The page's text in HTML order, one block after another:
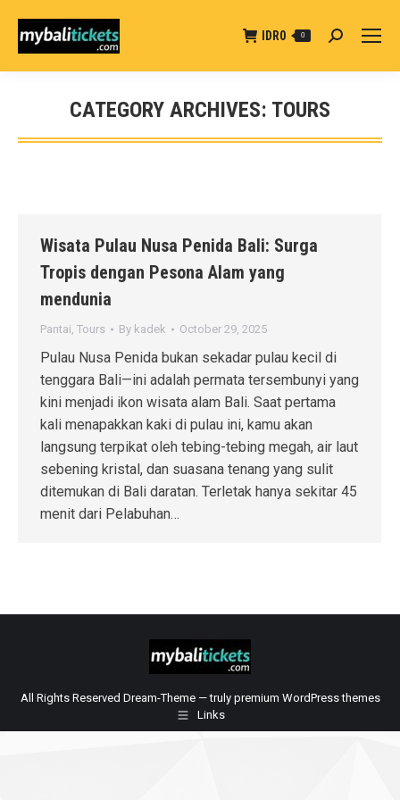
IDR0 0 Search:
CATEGORY ARCHIVES: TOURS
You are here:
Wisata Pulau Nusa Penida Bali: Surga
Tropis dengan Pesona Alam yang
mendunia
Pantai, Tours By kadek October 29, 2025
Pulau Nusa Penida bukan sekadar pulau kecil di
tenggara Bali—ini adalah permata tersembunyi yang
kini menjadi ikon wisata alam Bali. Saat pertama
kali menapakkan kaki di pulau ini, kamu akan
langsung terpikat oleh tebing-tebing megah, air laut
sebening kristal, dan suasana tenang yang sulit
ditemukan di Bali daratan. Terletak hanya sekitar 45
menit dari Pelabuhan…
All Rights Reserved Dream-Theme — truly premium WordPress themes
Links